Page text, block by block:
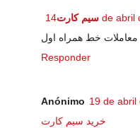
سیم کارت 14 de
خط همراه اول
Responder
Anónimo 19 de abril
خرید سیم کارت